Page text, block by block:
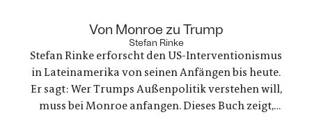
gerade als eine der Frauen stirbt. Ein Buch über
Trauer und Hoffnung in deutsch-ukranisch-
russischen Beziehungen
Von Monroe zu Trump
Stefan Rinke
Stefan Rinke erforscht den US-Interventionismus
in Lateinamerika von seinen Anfängen bis heute.
Er sagt: Wer Trumps Außenpolitik verstehen will,
muss bei Monroe anfangen. Dieses Buch zeigt,